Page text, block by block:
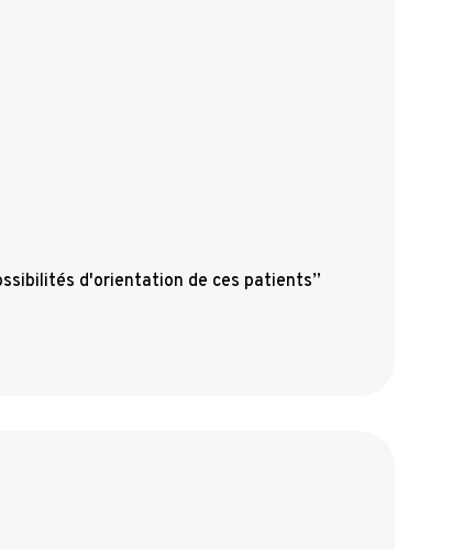
d'orientation de ces patients”